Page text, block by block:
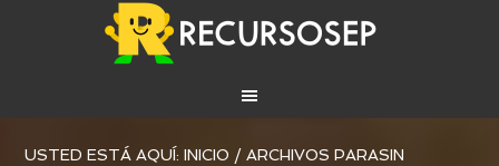
USTED ESTÁ AQUÍ:INICIO / ARCHIVOS PARASIN